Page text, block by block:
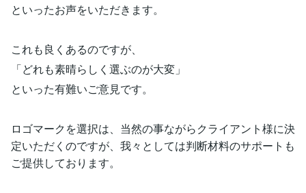
といったお声をいただきます。
これも良くあるのですが、
「どれも素晴らしく選ぶのが大変」
といった有難いご意見です。
ロゴマークを選択は、当然の事ながらクライアント様に決
定いただくのですが、我々としては判断材料のサポートも
ご提供しております。